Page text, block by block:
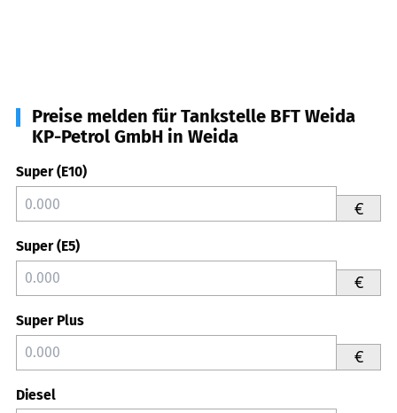
Preise melden für Tankstelle BFT Weida
KP-Petrol GmbH in Weida
Super (E10)
€
Super (E5)
€
Super Plus
€
Diesel